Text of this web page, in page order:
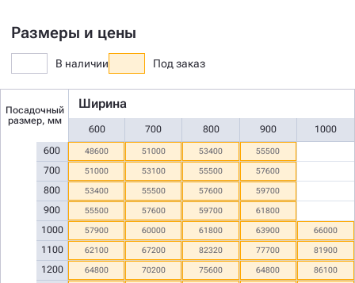
Размеры и цены
В наличии Под заказ
Посадочный
размер, мм
Ширина
600 700 800 900 1000
600
700
800
900
1000
1100
1200
48600 51000 53400 55500
51000 53100 55500 57600
53400 55500 57600 59700
55500 57600 59700 61800
57900 60000 61800 63900 66000
62100 67200 82320 77700 81900
64800 70200 75600 64800 86100